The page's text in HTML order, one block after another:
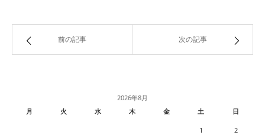
前の記事 次の記事
2026年8月
月
火 水 木 金 土 日
1 2